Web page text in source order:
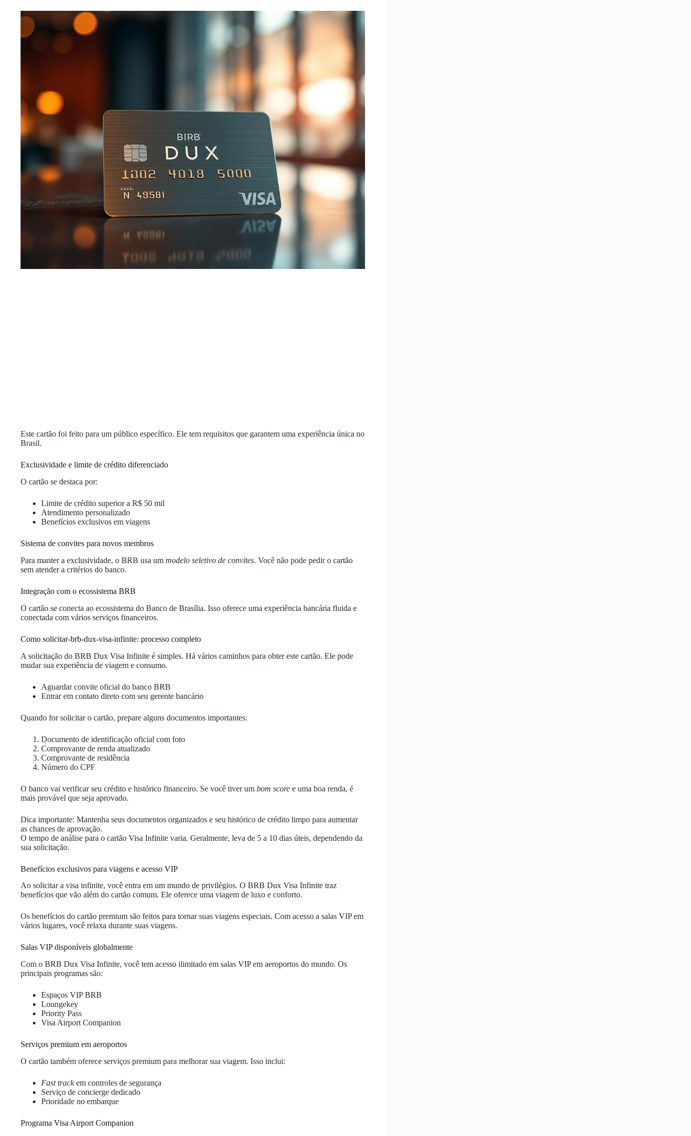
Este cartão foi feito para um público específico. Ele tem requisitos que garantem uma experiência única no
Brasil.
Exclusividade e limite de crédito diferenciado
O cartão se destaca por:
Limite de crédito superior a R$ 50 mil
Atendimento personalizado
Benefícios exclusivos em viagens
Sistema de convites para novos membros
Para manter a exclusividade, o BRB usa um modelo seletivo de convites. Você não pode pedir o cartão
sem atender a critérios do banco.
Integração com o ecossistema BRB
O cartão se conecta ao ecossistema do Banco de Brasília. Isso oferece uma experiência bancária fluida e
conectada com vários serviços financeiros.
Como solicitar-brb-dux-visa-infinite: processo completo
A solicitação do BRB Dux Visa Infinite é simples. Há vários caminhos para obter este cartão. Ele pode
mudar sua experiência de viagem e consumo.
Aguardar convite oficial do banco BRB
Entrar em contato direto com seu gerente bancário
Quando for solicitar o cartão, prepare alguns documentos importantes:
Documento de identificação oficial com foto
Comprovante de renda atualizado
Comprovante de residência
Número do CPF
O banco vai verificar seu crédito e histórico financeiro. Se você tiver um bom score e uma boa renda, é
mais provável que seja aprovado.
Dica importante: Mantenha seus documentos organizados e seu histórico de crédito limpo para aumentar
as chances de aprovação.
O tempo de análise para o cartão Visa Infinite varia. Geralmente, leva de 5 a 10 dias úteis, dependendo da
sua solicitação.
Benefícios exclusivos para viagens e acesso VIP
Ao solicitar a visa infinite, você entra em um mundo de privilégios. O BRB Dux Visa Infinite traz
benefícios que vão além do cartão comum. Ele oferece uma viagem de luxo e conforto.
Os benefícios do cartão premium são feitos para tornar suas viagens especiais. Com acesso a salas VIP em
vários lugares, você relaxa durante suas viagens.
Salas VIP disponíveis globalmente
Com o BRB Dux Visa Infinite, você tem acesso ilimitado em salas VIP em aeroportos do mundo. Os
principais programas são:
Espaços VIP BRB
Loungekey
Priority Pass
Visa Airport Companion
Serviços premium em aeroportos
O cartão também oferece serviços premium para melhorar sua viagem. Isso inclui:
Fast trackem controles de segurança
Serviço de concierge dedicado
Prioridade no embarque
Programa Visa Airport Companion